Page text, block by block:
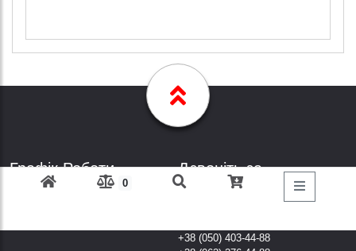
0
Графік Роботи
Пн-Пт: з 9: 00 до 18: 00
Дзвоніть за
телефонами
+38 (050) 403-44-88